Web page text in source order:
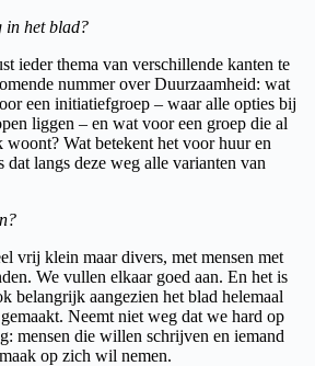
in het blad?
ieder thema van verschillende kanten te
nummer over Duurzaamheid: wat
een initiatiefgroep – waar alle opties bij
liggen – en wat voor een groep die al
woont? Wat betekent het voor huur en
langs deze weg alle varianten van
vrij klein maar divers, met mensen met
We vullen elkaar goed aan. En het is
belangrijk aangezien het blad helemaal
Neemt niet weg dat we hard op
mensen die willen schrijven en iemand
op zich wil nemen.